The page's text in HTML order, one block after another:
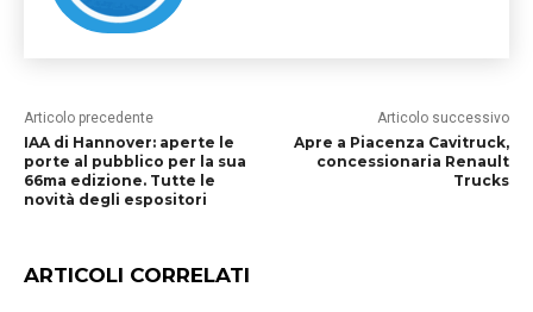
Articolo precedente
IAA di Hannover: aperte le
porte al pubblico per la sua
66ma edizione. Tutte le
novità degli espositori
Articolo successivo
Apre a Piacenza Cavitruck,
concessionaria Renault
Trucks
ARTICOLI CORRELATI